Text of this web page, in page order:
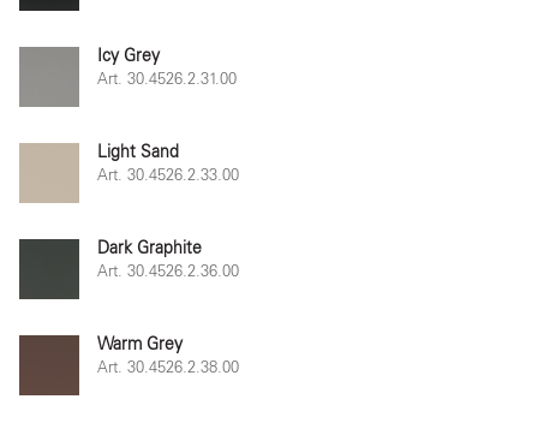
Icy Grey
Art. 30.4526.2.31.00
Light Sand
Art. 30.4526.2.33.00
Dark Graphite
Art. 30.4526.2.36.00
Warm Grey
Art. 30.4526.2.38.00